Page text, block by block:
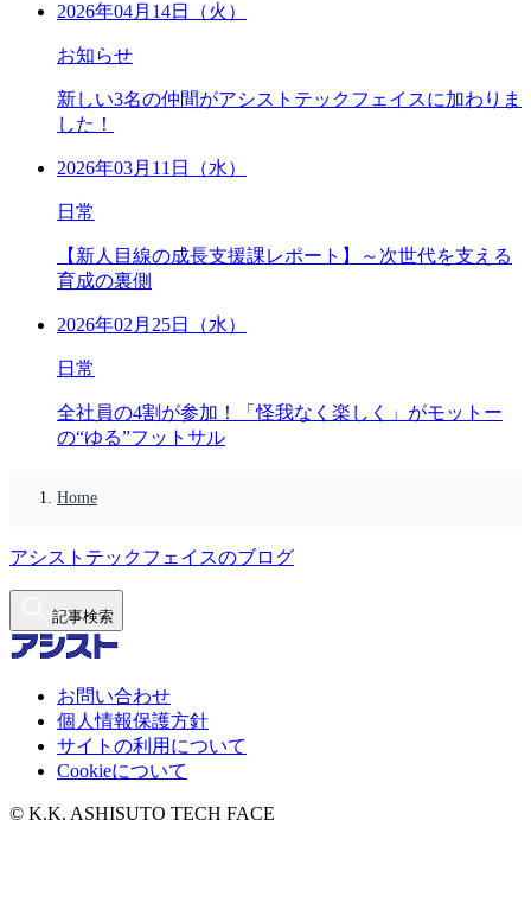
2026年04月14日（火）
お知らせ
新しい3名の仲間がアシストテックフェイスに加わりま
した！
2026年03月11日（水）
日常
【新人目線の成長支援課レポート】～次世代を支える
育成の裏側
2026年02月25日（水）
日常
全社員の4割が参加！「怪我なく楽しく」がモットー
の“ゆる”フットサル
Home
アシストテックフェイスのブログ
記事検索
お問い合わせ
個人情報保護方針
サイトの利用について
Cookieについて
© K.K. ASHISUTO TECH FACE